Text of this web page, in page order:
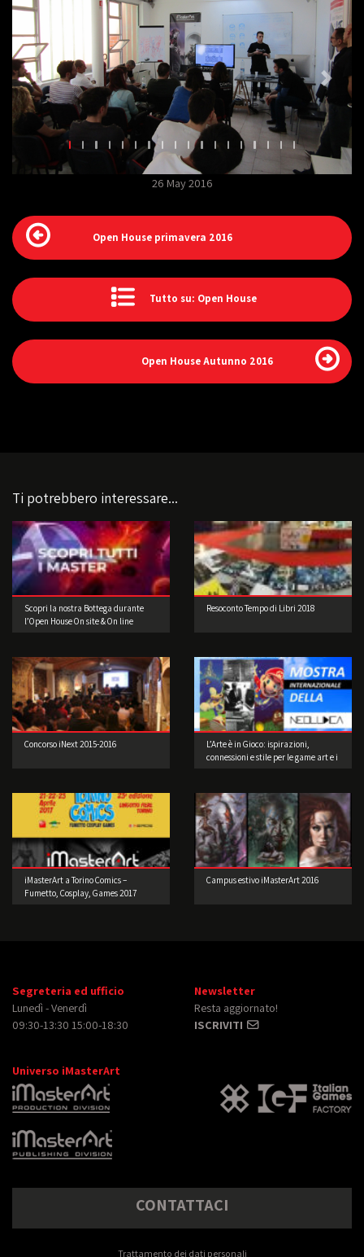
26 May 2016
Open House primavera 2016
Tutto su: Open House
Open House Autunno 2016
Ti potrebbero interessare...
Scopri la nostra Bottega durante
l’Open House On site & On line
Resoconto Tempo di Libri 2018
Concorso iNext 2015-2016
L’Arte è in Gioco: ispirazioni,
connessioni e stile per le game art e i
iMasterArt a Torino Comics –
Fumetto, Cosplay, Games 2017
Campus estivo iMasterArt 2016
Segreteria ed ufficio
Lunedì - Venerdì
09:30-13:30 15:00-18:30
Newsletter
Resta aggiornato!
ISCRIVITI
Universo iMasterArt
CONTATTACI
Trattamento dei dati personali